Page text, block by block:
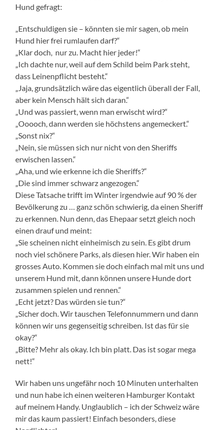
Hund gefragt:
„Entschuldigen sie – könnten sie mir sagen, ob mein
Hund hier frei rumlaufen darf?“
„Klar doch, nur zu. Macht hier jeder!“
„Ich dachte nur, weil auf dem Schild beim Park steht,
dass Leinenpflicht besteht.“
„Jaja, grundsätzlich wäre das eigentlich überall der Fall,
aber kein Mensch hält sich daran.“
„Und was passiert, wenn man erwischt wird?“
„Ooooch, dann werden sie höchstens angemeckert.“
„Sonst nix?“
„Nein, sie müssen sich nur nicht von den Sheriffs
erwischen lassen.“
„Aha, und wie erkenne ich die Sheriffs?“
„Die sind immer schwarz angezogen.“
Diese Tatsache trifft im Winter irgendwie auf 90 % der
Bevölkerung zu … ganz schön schwierig, da einen Sheriff
zu erkennen. Nun denn, das Ehepaar setzt gleich noch
einen drauf und meint:
„Sie scheinen nicht einheimisch zu sein. Es gibt drum
noch viel schönere Parks, als diesen hier. Wir haben ein
grosses Auto. Kommen sie doch einfach mal mit uns und
unserem Hund mit, dann können unsere Hunde dort
zusammen spielen und rennen.“
„Echt jetzt? Das würden sie tun?“
„Sicher doch. Wir tauschen Telefonnummern und dann
können wir uns gegenseitig schreiben. Ist das für sie
okay?“
„Bitte? Mehr als okay. Ich bin platt. Das ist sogar mega
nett!“
Wir haben uns ungefähr noch 10 Minuten unterhalten
und nun habe ich einen weiteren Hamburger Kontakt
auf meinem Handy. Unglaublich – ich der Schweiz wäre
mir das kaum passiert! Einfach besonders, diese